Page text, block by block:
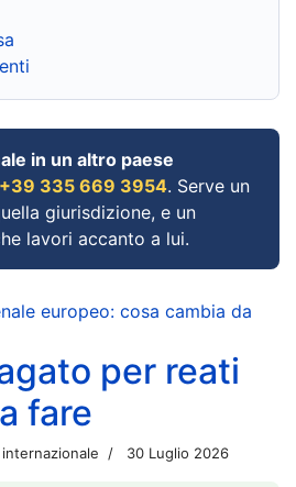
in un altro paese
+39 335 669 3954. Serve un
giurisdizione, e un
lavori accanto a lui.
europeo: cosa cambia da
per reati
fare
30 Luglio 2026